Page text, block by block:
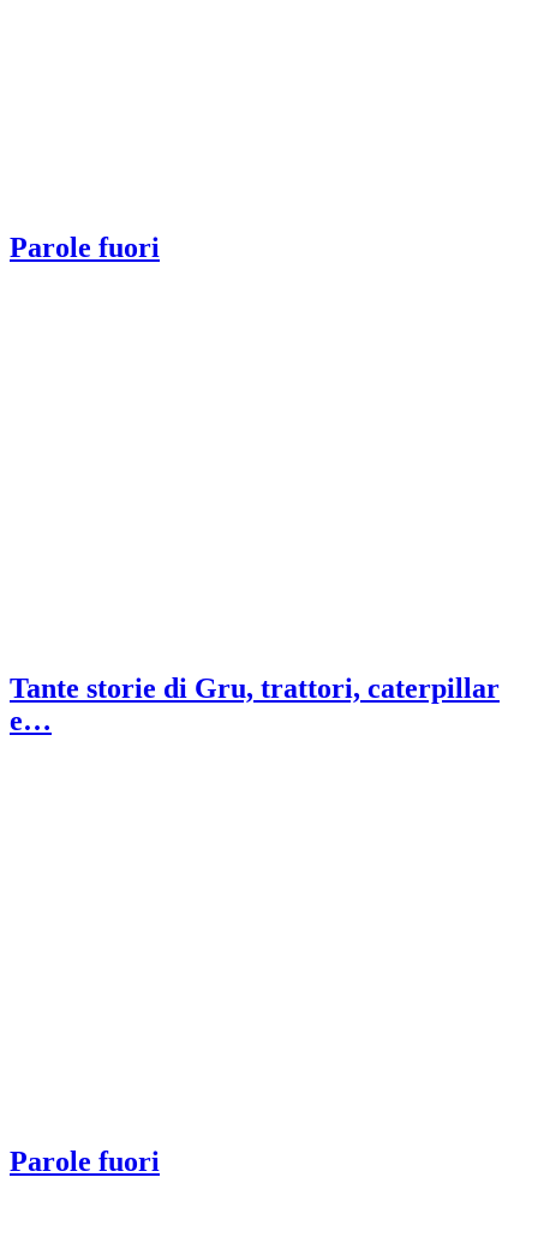
Parole fuori
Tante storie di Gru, trattori, caterpillar
e…
Parole fuori